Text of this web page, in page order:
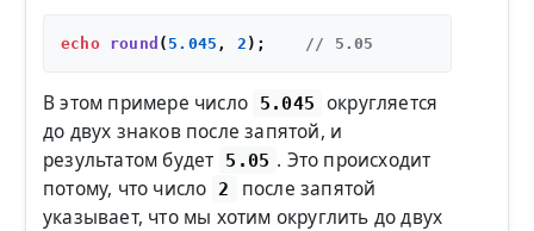
echo round ( 5.045 , 2 ); // 5.05
В этом примере число 5.045
округляется
до двух знаков после запятой, и
результатом будет
5.05 . Это происходит
потому, что число
2
после запятой
указывает, что мы хотим округлить до двух